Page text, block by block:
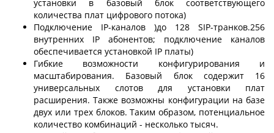
установки в базовый блок соответствующего
количества плат цифрового потока)
Подключение IP-каналов )до 128 SIP-транков.256
внутренних IP абонентов; подключение каналов
обеспечивается установкой IP платы)
Гибкие возможности конфигурирования и
масштабирования. Базовый блок содержит 16
универсальных слотов для установки плат
расширения. Также возможны конфигурации на базе
двух или трех блоков. Таким образом, потенциальное
количество комбинаций - несколько тысяч.